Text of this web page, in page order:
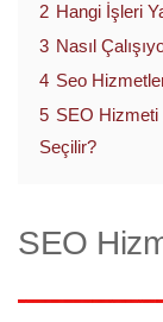
2 Hangi İşleri
3 Nasıl
4 Seo
5 SEO Hizmeti
Seçilir?
SEO